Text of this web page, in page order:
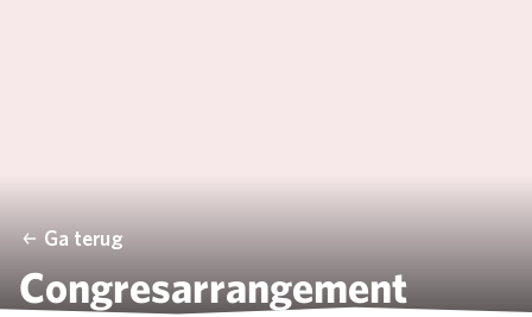
Ga terug
Congresarrangement